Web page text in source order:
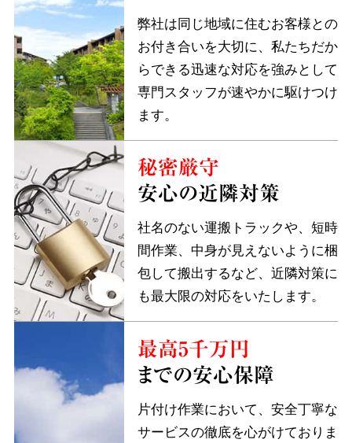
弊社は同じ地域に住むお客様との
お付き合いを大切に、私たちだか
らできる迅速な対応を強みとして
専門スタッフが速やかに駆けつけ
ます。
秘密厳守
安心の近隣対策
社名のない運搬トラックや、短時
間作業、中身が見えないように梱
包して搬出するなど、近隣対策に
も最大限の対応をいたします。
最高5千万円
までの安心保障
片付け作業において、安全丁寧な
サービスの徹底を心がけておりま